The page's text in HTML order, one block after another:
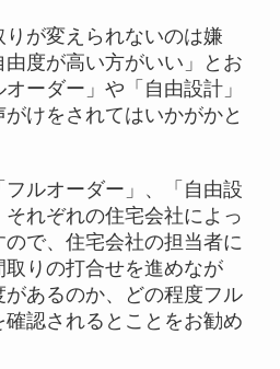
が変えられないのは嫌
度が高い方がいい」とお
ーダー」や「自由設計」
けをされてはいかがかと
ルオーダー」、「自由設
れぞれの住宅会社によっ
で、住宅会社の担当者に
りの打合せを進めなが
があるのか、どの程度フル
認されるとことをお勧め